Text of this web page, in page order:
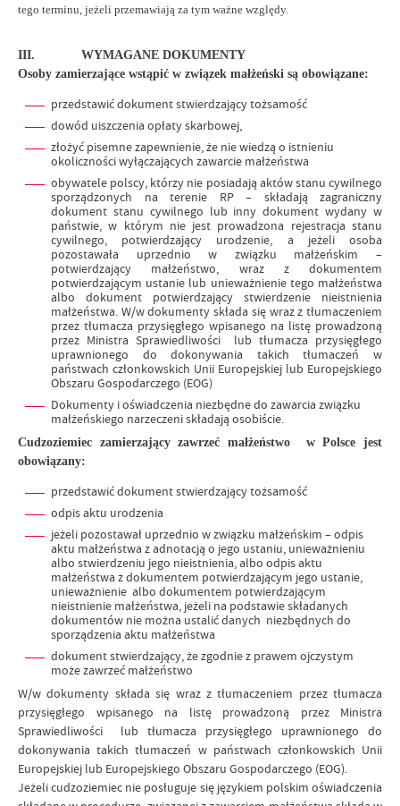
tego terminu, jeżeli przemawiają za tym ważne względy.
III. WYMAGANE DOKUMENTY
Osoby zamierzające wstąpić w związek małżeński są obowiązane:
przedstawić dokument stwierdzający tożsamość
dowód uiszczenia opłaty skarbowej,
złożyć pisemne zapewnienie, że nie wiedzą o istnieniu
okoliczności wyłączających zawarcie małżeństwa
obywatele polscy, którzy nie posiadają aktów stanu cywilnego
sporządzonych na terenie RP – składają zagraniczny
dokument stanu cywilnego lub inny dokument wydany w
państwie, w którym nie jest prowadzona rejestracja stanu
cywilnego, potwierdzający urodzenie, a jeżeli osoba
pozostawała uprzednio w związku małżeńskim –
potwierdzający małżeństwo, wraz z dokumentem
potwierdzającym ustanie lub unieważnienie tego małżeństwa
albo dokument potwierdzający stwierdzenie nieistnienia
małżeństwa. W/w dokumenty składa się wraz z tłumaczeniem
przez tłumacza przysięgłego wpisanego na listę prowadzoną
przez Ministra Sprawiedliwości lub tłumacza przysięgłego
uprawnionego do dokonywania takich tłumaczeń w
państwach członkowskich Unii Europejskiej lub Europejskiego
Obszaru Gospodarczego (EOG)
Dokumenty i oświadczenia niezbędne do zawarcia związku
małżeńskiego narzeczeni składają osobiście.
Cudzoziemiec zamierzający zawrzeć małżeństwo w Polsce jest
obowiązany:
przedstawić dokument stwierdzający tożsamość
odpis aktu urodzenia
jeżeli pozostawał uprzednio w związku małżeńskim – odpis
aktu małżeństwa z adnotacją o jego ustaniu, unieważnieniu
albo stwierdzeniu jego nieistnienia, albo odpis aktu
małżeństwa z dokumentem potwierdzającym jego ustanie,
unieważnienie albo dokumentem potwierdzającym
nieistnienie małżeństwa, jeżeli na podstawie składanych
dokumentów nie można ustalić danych niezbędnych do
sporządzenia aktu małżeństwa
dokument stwierdzający, że zgodnie z prawem ojczystym
może zawrzeć małżeństwo
W/w dokumenty składa się wraz z tłumaczeniem przez tłumacza
przysięgłego wpisanego na listę prowadzoną przez Ministra
Sprawiedliwości lub tłumacza przysięgłego uprawnionego do
dokonywania takich tłumaczeń w państwach członkowskich Unii
Europejskiej lub Europejskiego Obszaru Gospodarczego (EOG).
Jeżeli cudzoziemiec nie posługuje się językiem polskim oświadczenia